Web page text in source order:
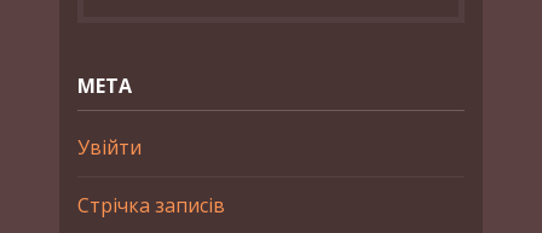
МЕТА
Увійти
Стрічка записів